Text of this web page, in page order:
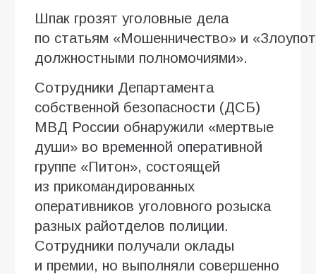
Шпак грозят уголовные дела
по статьям «Мошенничество» и
должностными полномочиями».
Сотрудники Департамента
собственной безопасности (ДСБ)
МВД России обнаружили «мертвые
души» во временной оперативной
группе «Питон», состоящей
из прикомандированных
оперативников уголовного розыска
разных райотделов полиции.
Сотрудники получали оклады
и премии, но выполняли совершенно